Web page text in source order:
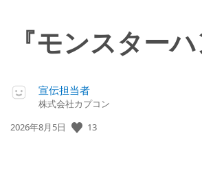
『モンスター
宣伝担当者
株式会社カプコン
公
2026年8月5日 13